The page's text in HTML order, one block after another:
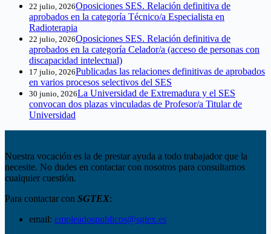
22 julio, 2026Oposiciones SES. Relación definitiva de
aprobados en la categoría Técnico/a Especialista en
Radioterapia
22 julio, 2026Oposiciones SES. Relación definitiva de
aprobados en la categoría Celador/a (acceso de personas con
discapacidad intelectual)
17 julio, 2026Publicadas las relaciones definitivas de aprobados
en varios procesos selectivos del SES
30 junio, 2026La Universidad de Extremadura y el SES
convocan dos plazas vinculadas de Profesor/a Titular de
Universidad
Nuestra vocación es la de prestar ayuda a todo trabajador que la
necesite. No dudes en contactar con nosotros para consultarnos
cualquier cuestión.
Para contactar con SGTEX:
email: empleadospublicos@sgtex.es